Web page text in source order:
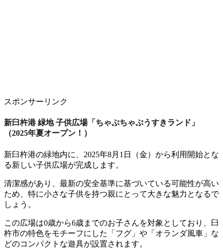
スポンサーリンク
新臼杵港 緑地 子供広場「ちゃぷちゃぷうすきランド」
（2025年夏オープン！）
新臼杵港の緑地内に、2025年8月1日（金）から利用開始とな
る新しい子供広場が完成します。
清潔感があり、最新の安全基準に基づいている可能性が高い
ため、特に小さな子供を持つ親にとって大きな魅力となるで
しょう。
この広場は0歳から6歳までのお子さんを対象としており、臼
杵市の特色をモチーフにした「フグ」や「オランダ風車」な
どのコンパクトな遊具が設置されます。